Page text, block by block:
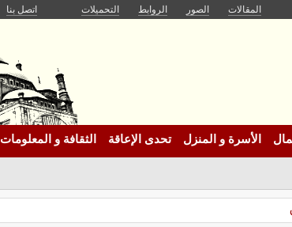
المقالات الصور الروابط التحميلات اتصل بنا
الأسرة و المنزل تحدى الإعاقة الثقافة و المعلومات
لر-